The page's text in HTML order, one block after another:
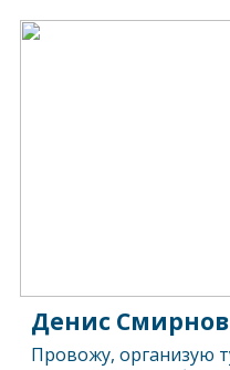
Денис Смирнов
Провожу, организую